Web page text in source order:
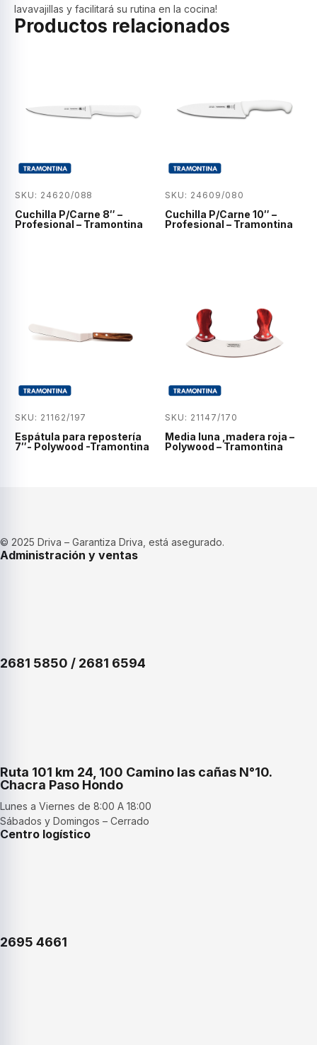
lavavajillas y facilitará su rutina en la cocina!
Productos relacionados
SKU: 24620/088
Cuchilla P/Carne 8″ –
Profesional – Tramontina
SKU: 24609/080
Cuchilla P/Carne 10″ –
Profesional – Tramontina
SKU: 21162/197
Espátula para repostería
7″- Polywood -Tramontina
SKU: 21147/170
Media luna ,madera roja –
Polywood – Tramontina
© 2025 Driva – Garantiza Driva, está asegurado.
Administración y ventas
2681 5850 / 2681 6594
Ruta 101 km 24, 100 Camino las cañas N°10.
Chacra Paso Hondo
Lunes a Viernes de 8:00 A 18:00
Sábados y Domingos – Cerrado
Centro logístico
2695 4661